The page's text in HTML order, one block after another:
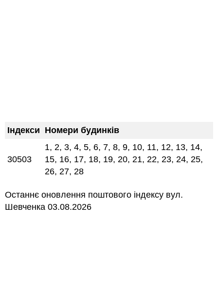
Індекси Номери будинків
30503
1, 2, 3, 4, 5, 6, 7, 8, 9, 10, 11, 12, 13, 14,
15, 16, 17, 18, 19, 20, 21, 22, 23, 24, 25,
26, 27, 28
Останнє оновлення поштового індексу вул.
Шевченка 03.08.2026